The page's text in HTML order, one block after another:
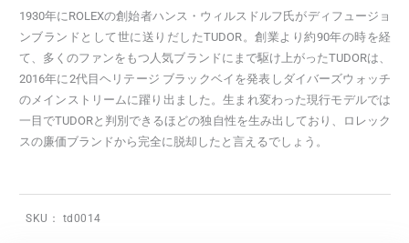
1930年にROLEXの創始者ハンス・ウィルスドルフ氏がディフュージョ
ンブランドとして世に送りだしたTUDOR。創業より約90年の時を経
て、多くのファンをもつ人気ブランドにまで駆け上がったTUDORは、
2016年に2代目ヘリテージ ブラックベイを発表しダイバーズウォッチ
のメインストリームに躍り出ました。生まれ変わった現行モデルでは
一目でTUDORと判別できるほどの独自性を生み出しており、ロレック
スの廉価ブランドから完全に脱却したと言えるでしょう。
SKU： td0014